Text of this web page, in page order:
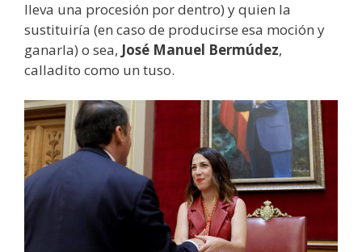
lleva una procesión por dentro) y quien la
sustituiría (en caso de producirse esa moción y
ganarla) o sea, José Manuel Bermúdez,
calladito como un tuso.